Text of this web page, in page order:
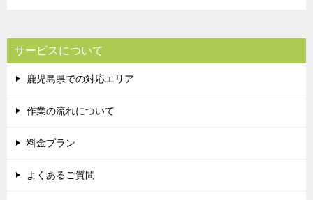
サービスについて
鹿児島県での対応エリア
作業の流れについて
料金プラン
よくあるご質問